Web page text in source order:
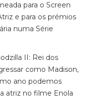
para o Screen
e para os prémios
numa Série
II: Rei dos
como Madison,
ano podemos
atriz no filme Enola